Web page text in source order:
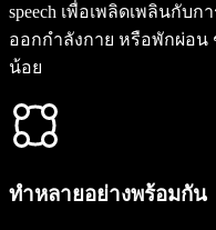
speech เพื่อเพลิดเพลินกั
ออกกำลังกาย หรือพักผ่อ
น้อย
ทำหลายอย่างพร้อมกัน